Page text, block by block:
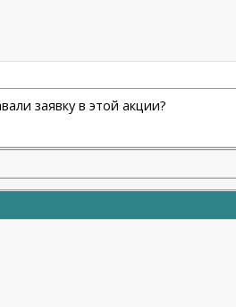
заявку в этой акции?